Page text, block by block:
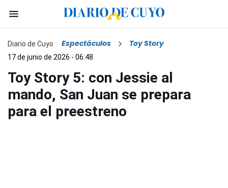
Diario de Cuyo Espectáculos Toy Story
17 de junio de 2026 - 06:48
Toy Story 5: con Jessie al
mando, San Juan se prepara
para el preestreno